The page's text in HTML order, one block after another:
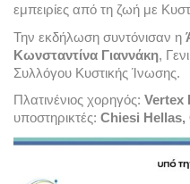
εμπειρίες από τη ζωή με
Την εκδήλωση συντόνισαν η
Κωνσταντίνα Γιαννάκη,
Συλλόγου Κυστικής Ίνωσης.
Πλατινένιος χορηγός: Vertex
υποστηρικτές: Chiesi Hellas,